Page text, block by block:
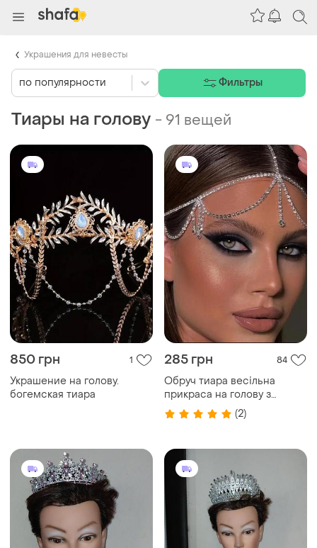
Тиары на голову - 91 вещей
850 грн 1
Украшение на голову.
богемская тиара
285 грн 84
Обруч тиара весільна
прикраса на голову з
камінцями зі стразами
сріблясте
(2)
по популярности Фильтры
Украшения для невесты